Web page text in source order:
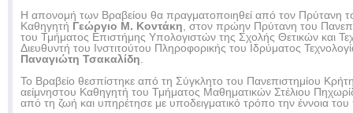
Η απονομή των Βραβείου θα πραγματοποιηθεί από τον Πρύτανη
Καθηγητή Γεώργιο Μ. Κοντάκη , στον πρώην Πρύτανη του
του Τμήματος Επιστήμης Υπολογιστών της Σχολής Θετικών και
Διευθυντή του Ινστιτούτου Πληροφορικής του Ιδρύματος
Παναγιώτη Τσακαλίδη
Το Βραβείο θεσπίστηκε από τη Σύγκλητο του Πανεπιστημίου
αείμνηστου Καθηγητή του Τμήματος Μαθηματικών Στέλιου
από τη ζωή και υπηρέτησε με υποδειγματικό τρόπο την έννοια